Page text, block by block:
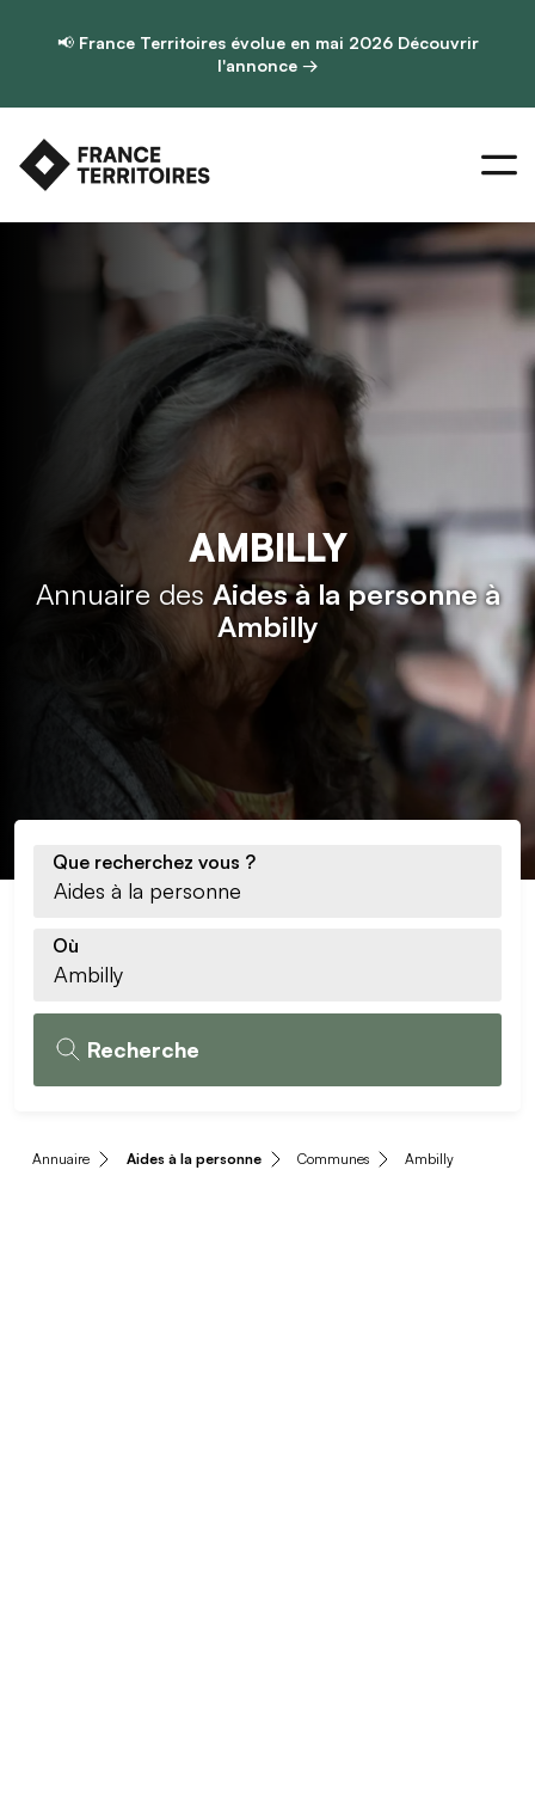
📢 France Territoires évolue en mai 2026 Découvrir
l'annonce →
AMBILLY
Annuaire des Aides à la personne à
Ambilly
Que recherchez vous ?
Où
Recherche
Annuaire Aides à la personne Communes Ambilly